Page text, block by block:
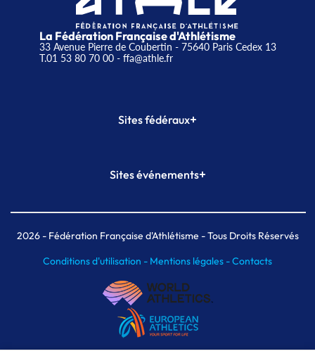
La Fédération Française d'Athlétisme
33 Avenue Pierre de Coubertin - 75640 Paris Cedex 13
T.01 53 80 70 00- ffa@athle.fr
Sites fédéraux+
Plateforme Formation
Sites événements+
Meeting de Paris indoor
MAIF Ekiden de Paris
2026- Fédération Française d'Athlétisme - Tous Droits Réservés
Conditions d'utilisation - Mentions légales -Contacts